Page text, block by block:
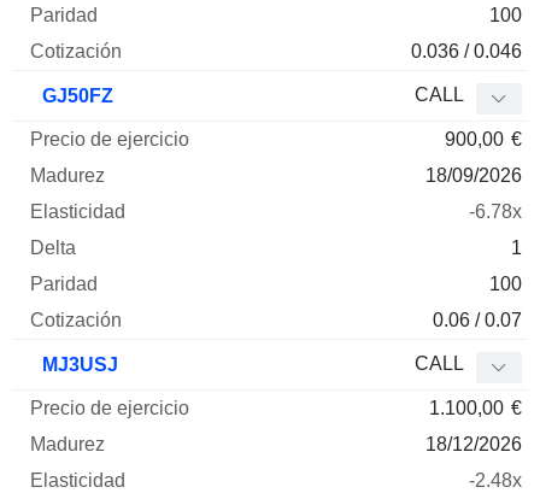
100
0.036 / 0.046
GJ50FZ CALL
900,00 €
18/09/2026
-6.78x
1
100
0.06 / 0.07
MJ3USJ CALL
1.100,00 €
18/12/2026
-2.48x